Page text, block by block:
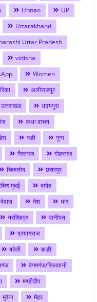
Unnao
UP
Uttarakhand
Uttar Pradesh
vidisha
Women
अलीराजपुर
उत्तराखंड
उदयपुरा
कथा वाचन
गङी
गुना
गैरतगंज
गोहरगंज
चिकलोद
छतरपुर
मुंबई
दमोह
देवास देश
धार
नरसिंहपुर
पानीपत
प्रयागराज
बरेली
बाङी
बेगमगंज/सिलवानी
मण्डीदीप
मुरैना
मैहर